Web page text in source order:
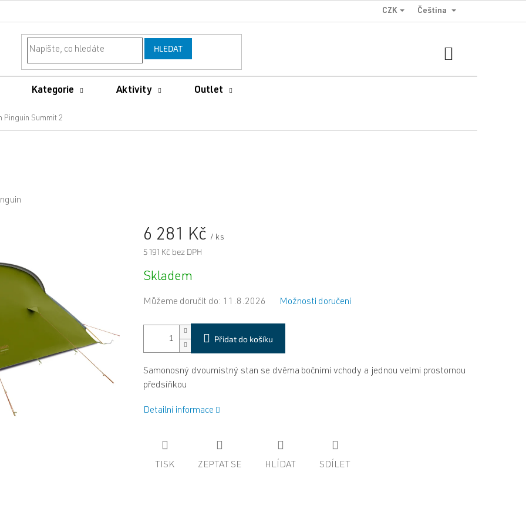
CZK Čeština
HLEDAT
Kategorie Aktivity Outlet
Pinguin Summit 2
6 281 Kč / ks
5 191 Kč bez DPH
Měrná
Skladem
Můžeme doručit do: 11.8.2026 Možnosti doručení
Přidat do košíku
Samonosný dvoumístný stan se dvěma bočními vchody a jednou velmi prostornou
předsíňkou
Detailní informace
TISK ZEPTAT SE HLÍDAT SDÍLET